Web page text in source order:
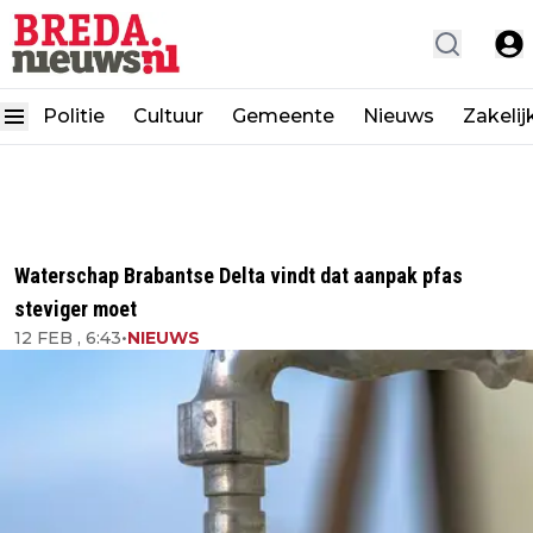
Politie Cultuur Gemeente Nieuws
Waterschap Brabantse Delta vindt dat aanpak pfas
steviger moet
12 FEB , 6:43•NIEUWS